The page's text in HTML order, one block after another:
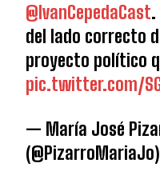
@IvanCepedaCast
del lado correcto
proyecto político
pic.twitter.com/
— María José
(@PizarroMariaJo)